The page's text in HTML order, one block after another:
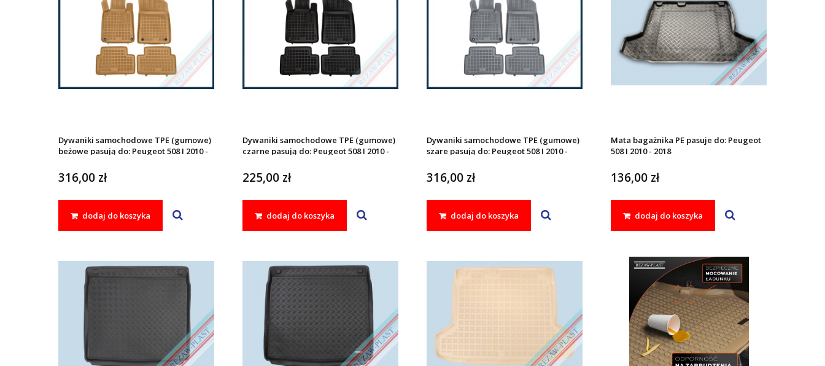
Dywaniki samochodowe TPE (gumowe)
beżowe pasują do: Peugeot 508 I 2010 -
316,00 zł
dodaj do koszyka
Dywaniki samochodowe TPE (gumowe)
czarne pasują do: Peugeot 508 I 2010 -
225,00 zł
dodaj do koszyka
Dywaniki samochodowe TPE (gumowe)
szare pasują do: Peugeot 508 I 2010 -
316,00 zł
dodaj do koszyka
Mata bagażnika PE pasuje do: Peugeot
508 I 2010 - 2018
136,00 zł
dodaj do koszyka